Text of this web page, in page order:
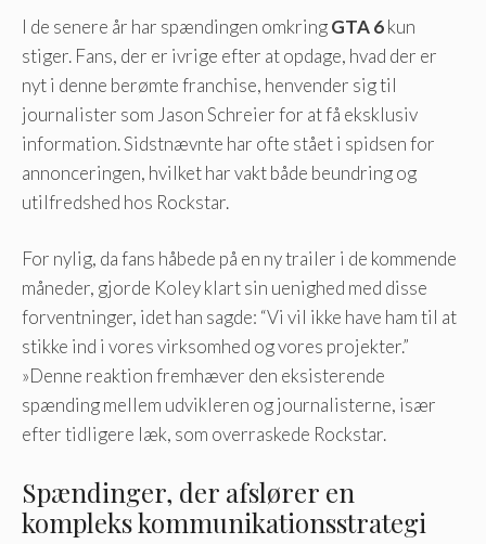
I de senere år har spændingen omkringGTA 6kun
stiger. Fans, der er ivrige efter at opdage, hvad der er
nyt i denne berømte franchise, henvender sig til
journalister som Jason Schreier for at få eksklusiv
information. Sidstnævnte har ofte stået i spidsen for
annonceringen, hvilket har vakt både beundring og
utilfredshed hos Rockstar.
For nylig, da fans håbede på en ny trailer i de kommende
måneder, gjorde Koley klart sin uenighed med disse
forventninger, idet han sagde: “Vi vil ikke have ham til at
stikke ind i vores virksomhed og vores projekter.”
»Denne reaktion fremhæver den eksisterende
spænding mellem udvikleren og journalisterne, især
efter tidligere læk, som overraskede Rockstar.
Spændinger, der afslører en
kompleks kommunikationsstrategi